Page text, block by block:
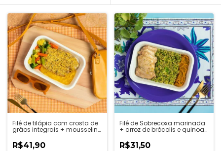
Filé de tilápia com crosta de
grãos integrais + mousseline
legumes no azeite anti-
inflamatório
R$41,90
Filé de Sobrecoxa marinada
+ arroz de brócolis e quinoa
R$31,50